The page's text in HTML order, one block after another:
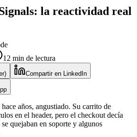
la reactividad real
12 min de lectura
Compartir en LinkedIn
años, angustiado. Su carrito de
en el header, pero el checkout decía
quejaban en soporte y algunos